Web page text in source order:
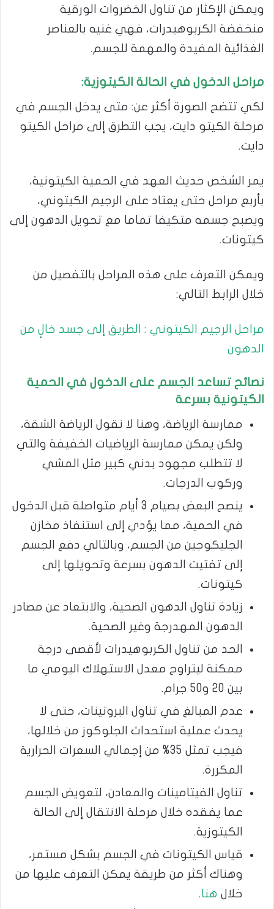
ويمكن الإكثار من تناول الخضروات الورقية
منخفضة الكربوهيدرات، فهي غنيه بالعناصر
الغذائية المفيدة والمهمة للجسم.
مراحل الدخول في الحالة الكيتوزية:
لكي تتضح الصورة أكثر عن: متى يدخل الجسم في
مرحلة الكيتو دايت، يجب التطرق إلى مراحل الكيتو
دايت.
يمر الشخص حديث العهد في الحمية الكيتونية،
بأربع مراحل حتى يعتاد على الرجيم الكيتوني،
ويصبح جسمه متكيفا تماما مع تحويل الدهون إلى
كيتونات.
ويمكن التعرف على هذه المراحل بالتفصيل من
خلال الرابط التالي:
مراحل الرجيم الكيتوني : الطريق إلى جسد خالٍ من
الدهون
نصائح تساعد الجسم على الدخول في الحمية
الكيتونية بسرعة
ممارسة الرياضة، وهنا لا نقول الرياضة الشقة،
ولكن يمكن ممارسة الرياضيات الخفيفة والتي
لا تتطلب مجهود بدني كبير مثل المشي
وركوب الدرجات.
ينصح البعض بصيام 3 أيام متواصلة قبل الدخول
في الحمية، مما يؤدي إلى استنفاذ مخازن
الجليكوجين من الجسم، وبالتالي دفع الجسم
إلى تفتيت الدهون بسرعة وتحويلها إلى
كيتونات.
زيادة تناول الدهون الصحية، والابتعاد عن مصادر
الدهون المهدرجة وغير الصحية.
الحد من تناول الكربوهيدرات لأقصى درجة
ممكنة ليتراوح معدل الاستهلاك اليومي ما
بين 20 و50 جرام.
عدم المبالغ في تناول البروتينات، حتى لا
يحدث عملية استحداث الجلوكوز من خلالها،
فيجب تمثل 35% من إجمالي السعرات الحرارية
المكررة.
تناول الفيتامينات والمعادن، لتعويض الجسم
عما يفقده خلال مرحلة الانتقال إلى الحالة
الكيتوزية.
قياس الكيتونات في الجسم بشكل مستمر،
وهناك أكثر من طريقة يمكن التعرف عليها من
خلال هنا.